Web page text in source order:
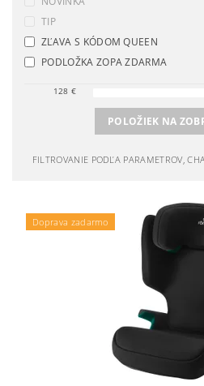
TIP
ZĽAVA S KÓDOM QUEEN
PODLOŽKA ZOPA ZDARMA
128 €
POLOŽIEK NA
FILTROVANIE PODĽA PARAMETROV,
Doprava zadarmo